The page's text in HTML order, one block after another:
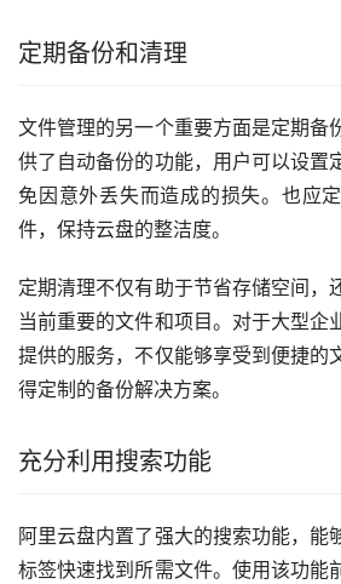
定期备份和清理
文件管理的另一个重要方面是定期备
供了自动备份的功能，用户可以设置
免因意外丢失而造成的损失。也应
件，保持云盘的整洁度。
定期清理不仅有助于节省存储空间，
当前重要的文件和项目。对于大型企
提供的服务，不仅能够享受到便捷的
得定制的备份解决方案。
充分利用搜索功能
阿里云盘内置了强大的搜索功能，能
标签快速找到所需文件。使用该功能